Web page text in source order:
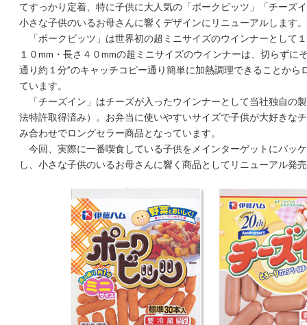
てすっかり定着、特に子供に大人気の「ポークビッツ」「チーズ
小さな子供のいるお母さんに響くデザインにリニューアルします。
「ポークビッツ」は世界初の超ミニサイズのウインナーとして
１０mm・長さ４０mmの超ミニサイズのウインナーは、切らずに
通り約１分”のキャッチコピー通り簡単に加熱調理できることから
ています。
「チーズイン」はチーズが入ったウインナーとして当社独自の
法特許取得済み）。お弁当に使いやすいサイズで子供が大好きな
み合わせでロングセラー商品となっています。
今回、実際に一番喫食している子供をメインターゲットにパッ
し、小さな子供のいるお母さんに響く商品としてリニューアル発